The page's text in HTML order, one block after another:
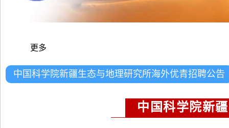
更多
中国科学院新疆生态与地理研究所海外优青招聘公告
中国科学院新